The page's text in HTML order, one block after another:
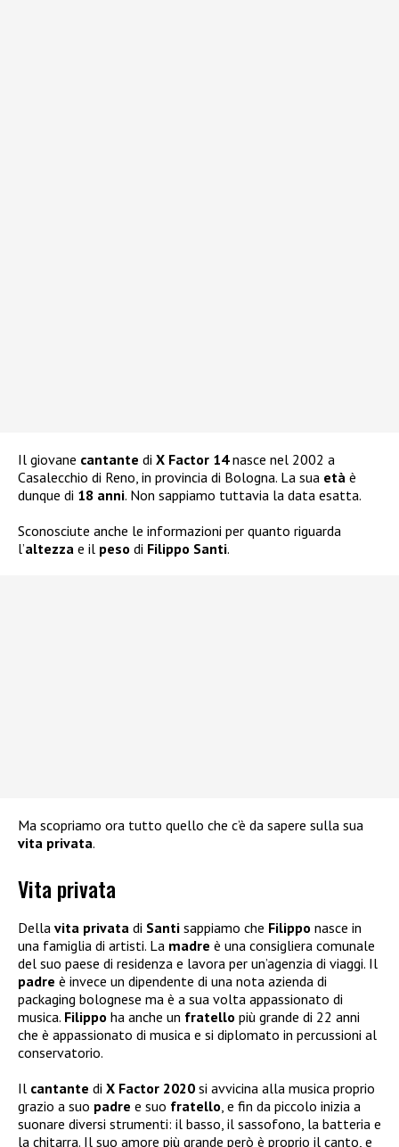
Il giovane cantante di X Factor 14nasce nel 2002 a
Casalecchio di Reno, in provincia di Bologna. La sua età è
dunque di 18 anni. Non sappiamo tuttavia la data esatta.
Sconosciute anche le informazioni per quanto riguarda
l’altezza e il peso di Filippo Santi.
Ma scopriamo ora tutto quello che c’è da sapere sulla sua
vita privata.
Vita privata
Della vita privata di Santi sappiamo che Filippo nasce in
una famiglia di artisti. La madre è una consigliera comunale
del suo paese di residenza e lavora per un’agenzia di viaggi. Il
padre è invece un dipendente di una nota azienda di
packaging bolognese ma è a sua volta appassionato di
musica. Filippo ha anche un fratello più grande di 22 anni
che è appassionato di musica e si diplomato in percussioni al
conservatorio.
Il cantante di X Factor 2020 si avvicina alla musica proprio
grazio a suo padre e suo fratello , e fin da piccolo inizia a
suonare diversi strumenti: il basso, il sassofono, la batteria e
la chitarra. Il suo amore più grande però è proprio il canto, e